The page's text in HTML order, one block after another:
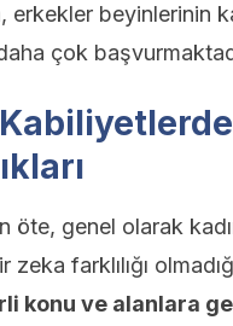
erkekler beyinlerinin
çok
öte, genel olarak
zeka farklılığı
konu ve alanlara